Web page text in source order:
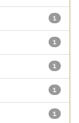
1
1
1
1
1